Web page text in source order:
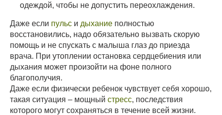
одеждой, чтобы не допустить переохлаждения.
Даже если пульс и дыхание полностью
восстановились, надо обязательно вызвать скорую
помощь и не спускать с малыша глаз до приезда
врача. При утоплении остановка сердцебиения или
дыхания может произойти на фоне полного
благополучия.
Даже если физически ребенок чувствует себя хорошо,
такая ситуация – мощный стресс, последствия
которого могут сохраняться в течение всей жизни.